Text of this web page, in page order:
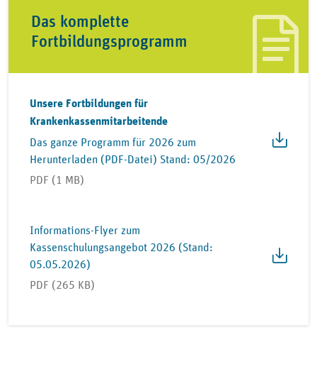
Das komplette
Fortbildungsprogramm
Unsere Fortbildungen für
Krankenkassenmitarbeitende
Das ganze Programm für 2026 zum
Herunterladen (PDF-Datei) Stand: 05/2026
PDF (1 MB)
Informations-Flyer zum
Kassenschulungsangebot 2026 (Stand:
05.05.2026)
PDF (265 KB)